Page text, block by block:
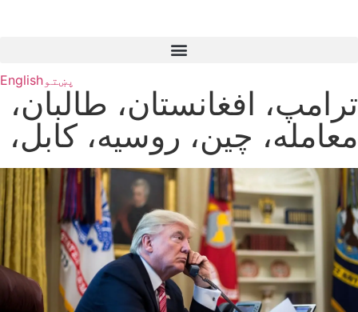
پښتوEnglish
ترامپ، افغانستان، طالبان،
معامله، چین، روسیه، کابل،